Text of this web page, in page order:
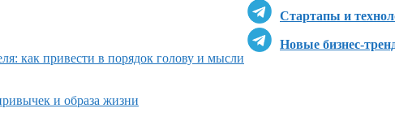
Стартапы и
Новые бизнес-
как привести в порядок голову и мысли
и образа жизни